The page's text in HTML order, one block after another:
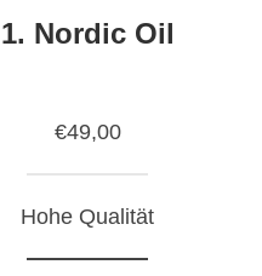
1. Nordic Oil
€49,00
Hohe Qualität